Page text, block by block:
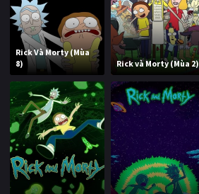
Rick Và Morty (Mùa
8)
Rick và Morty (Mùa 2)